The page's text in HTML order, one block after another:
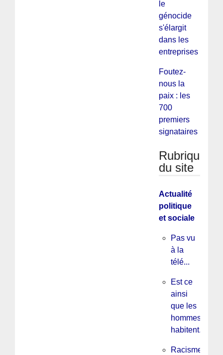
le
génocide
s'élargit
dans les
entreprises
Foutez-
nous la
paix : les
700
premiers
signataires
Rubriques
du site
Actualité
politique
et sociale
Pas vu
à la
télé...
Est ce
ainsi
que les
hommes
habitent...
Racisme